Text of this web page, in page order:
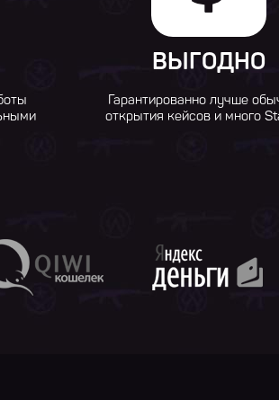
ВЫГОДНО
Гарантированно лучше
открытия кейсов и много